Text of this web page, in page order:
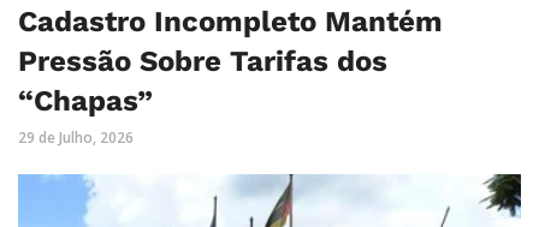
Cadastro Incompleto Mantém
Pressão Sobre Tarifas dos
“Chapas”
29 de Julho, 2026